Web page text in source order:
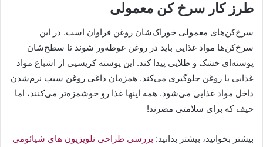
طرز کار سرخ‌ کن معمولی
سرخ‌کن‌های معمولی خوراک‌شان روغن فراوان است. در این
سرخ‌کن‌ها مواد غذایی باید در روغن غوطه‌ور شوند تا سطح‌شان
پوسته‌ای خشک و طلایی پیدا کند. این پوسته کریسپی از اشباع مواد
غذایی با روغن جلوگیری می‌کند. همزمان داغی روغن سبب نرم‌شدن
داخل مواد غذایی می‌شود. همه اینها غذا رو خوشمزه‌تر می‌کنند، اما
حیف که برای سلامتی مضرند!
بیشتر بخوانید، بیشتر بدانید: بررسی طراحی تلویزیون های شیائومی